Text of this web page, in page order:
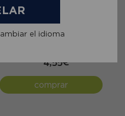
Zinc 30 cápsulas 275mg
4,55€
comprar
el idioma